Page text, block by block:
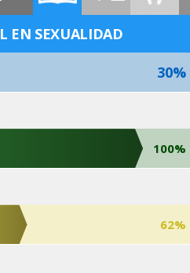
ENG
EN SEXUALIDAD
30%
100%
62%